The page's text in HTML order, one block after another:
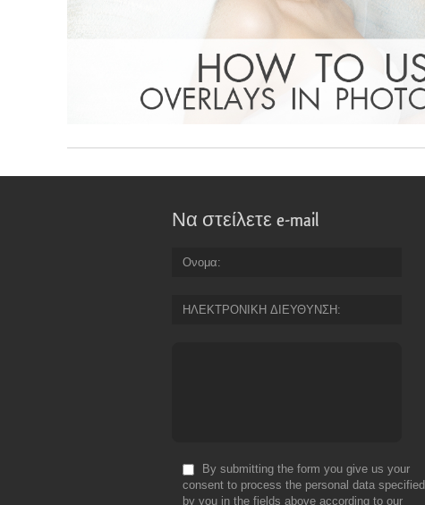
Να στείλετε e-mail
Ονομα
ΗΛΕΚΤΡΟΝΙΚΗ ΔΙΕΥΘΥΝΣΗ
By submitting the form you give us your
consent to process the personal data specified
by you in the fields above according to our